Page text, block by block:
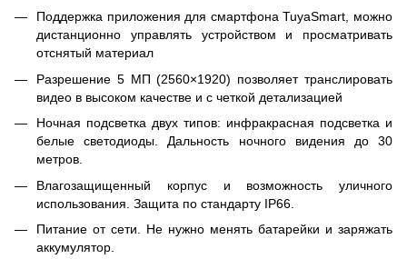
Поддержка приложения для смартфона TuyaSmart, можно
дистанционно управлять устройством и просматривать
отснятый материал
Разрешение 5 МП (2560×1920) позволяет транслировать
видео в высоком качестве и с четкой детализацией
Ночная подсветка двух типов: инфракрасная подсветка и
белые светодиоды. Дальность ночного видения до 30
метров.
Влагозащищенный корпус и возможность уличного
использования. Защита по стандарту IP66.
Питание от сети. Не нужно менять батарейки и заряжать
аккумулятор.